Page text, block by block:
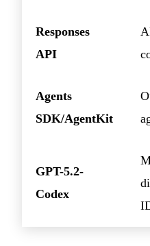
Responses
API
Agents
SDK/AgentKit
GPT-5.2-
Codex